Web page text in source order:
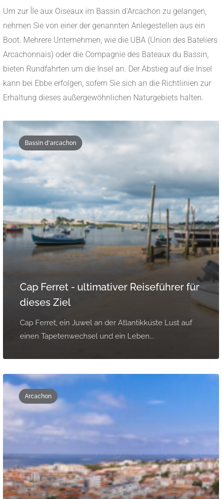
Um zur Île aux Oiseaux im Bassin d'Arcachon zu gelangen,
nehmen Sie von einer der genannten Anlegestellen aus ein
Boot. Mehrere Unternehmen, wie die UBA (Union des Bateliers
Arcachonnais) oder die Compagnie des Bateaux du Bassin,
bieten Rundfahrten um die Insel an. Der Abstieg auf die Insel
kann bei Ebbe erfolgen, sofern Sie sich an die Richtlinien zur
Erhaltung dieses außergewöhnlichen Naturgebiets halten.
Bassin d'arcachon
Cap Ferret - ultimativer Reiseführer für
dieses Ziel
Cap Ferret, ein Juwel an der Atlantikküste Lust auf
einen Tapetenwechsel und ein Leben...
Arcachon